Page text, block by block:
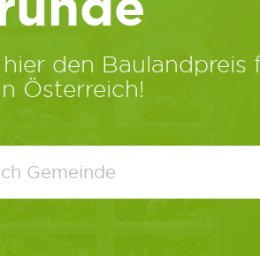
den Baulandpreis
Österreich!